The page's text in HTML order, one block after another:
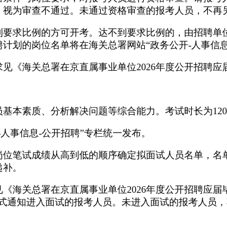
为审查不通过。未通过资格审查的报考人员，不再
求比例的方可开考。达不到要求比例的，由招聘
划的岗位名单将在海关总署网站“政务公开-人事信
《海关总署在京直属事业单位2026年度公开招聘应
本素质、分析解决问题等综合能力。考试时长为
事信息-公开招聘”专栏统一发布。
笔试成绩从高到低的顺序确定拟面试人员名单，
。
海关总署在京直属事业单位2026年度公开招聘应
知进入面试的报考人员。未进入面试的报考人员，